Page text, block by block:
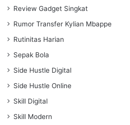
Review Gadget Singkat
Rumor Transfer Kylian Mbappe
Rutinitas Harian
Sepak Bola
Side Hustle Digital
Side Hustle Online
Skill Digital
Skill Modern